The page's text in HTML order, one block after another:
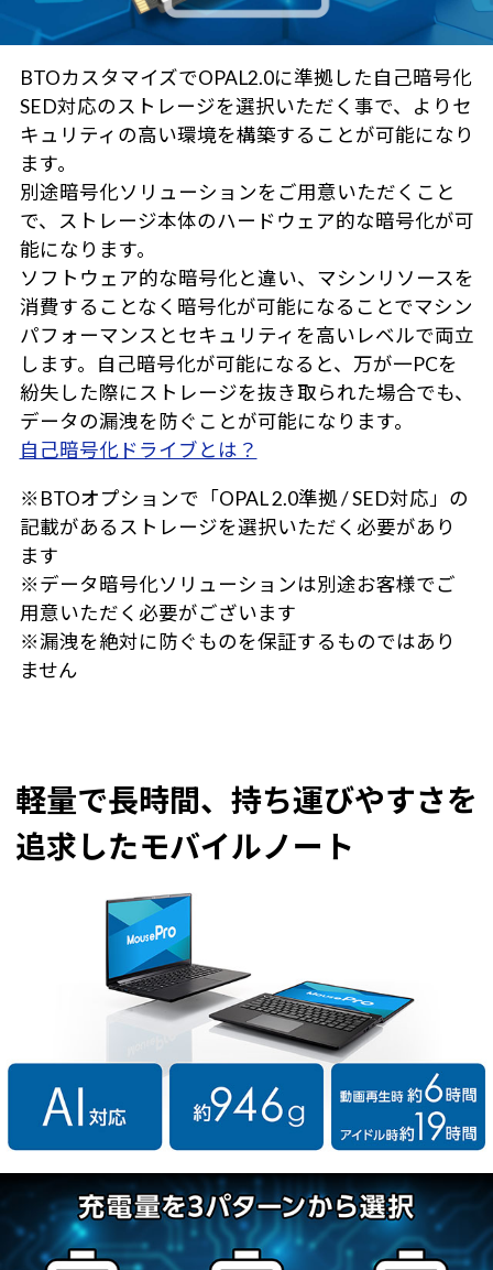
BTOカスタマイズでOPAL2.0に準拠した自己暗号化
SED対応のストレージを選択いただく事で、よりセ
キュリティの高い環境を構築することが可能になり
ます。
別途暗号化ソリューションをご用意いただくこと
で、ストレージ本体のハードウェア的な暗号化が可
能になります。
ソフトウェア的な暗号化と違い、マシンリソースを
消費することなく暗号化が可能になることでマシン
パフォーマンスとセキュリティを高いレベルで両立
します。自己暗号化が可能になると、万が一PCを
紛失した際にストレージを抜き取られた場合でも、
データの漏洩を防ぐことが可能になります。
自己暗号化ドライブとは？
※BTOオプションで「OPAL 2.0準拠 / SED対応」の
記載があるストレージを選択いただく必要があり
ます
※データ暗号化ソリューションは別途お客様でご
用意いただく必要がございます
※漏洩を絶対に防ぐものを保証するものではあり
ません
軽量で長時間、持ち運びやすさを
追求したモバイルノート